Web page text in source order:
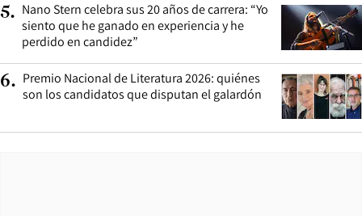
5. Nano Stern celebra sus 20 años de carrera: “Yo
siento que he ganado en experiencia y he
perdido en candidez”
6. Premio Nacional de Literatura 2026: quiénes
son los candidatos que disputan el galardón